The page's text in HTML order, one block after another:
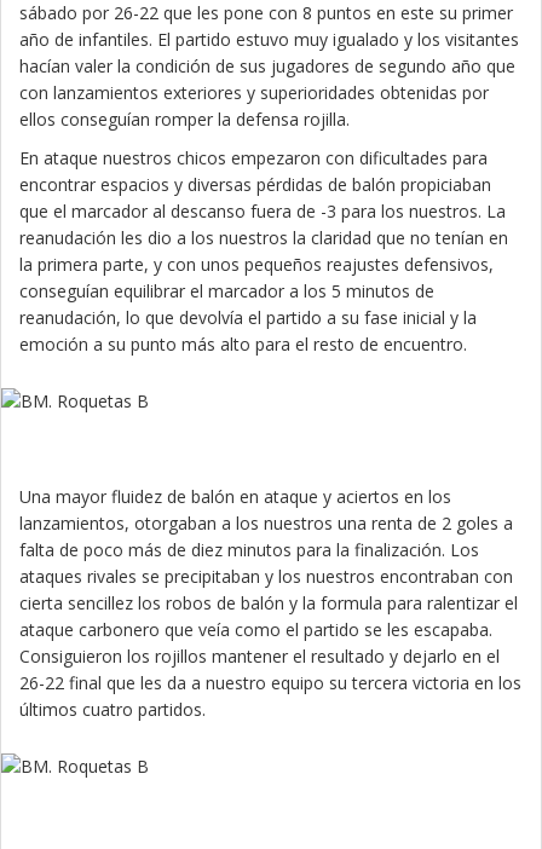
sábado por 26-22 que les pone con 8 puntos en este su primer
año de infantiles. El partido estuvo muy igualado y los visitantes
hacían valer la condición de sus jugadores de segundo año que
con lanzamientos exteriores y superioridades obtenidas por
ellos conseguían romper la defensa rojilla.
En ataque nuestros chicos empezaron con dificultades para
encontrar espacios y diversas pérdidas de balón propiciaban
que el marcador al descanso fuera de -3 para los nuestros. La
reanudación les dio a los nuestros la claridad que no tenían en
la primera parte, y con unos pequeños reajustes defensivos,
conseguían equilibrar el marcador a los 5 minutos de
reanudación, lo que devolvía el partido a su fase inicial y la
emoción a su punto más alto para el resto de encuentro.
Una mayor fluidez de balón en ataque y aciertos en los
lanzamientos, otorgaban a los nuestros una renta de 2 goles a
falta de poco más de diez minutos para la finalización. Los
ataques rivales se precipitaban y los nuestros encontraban con
cierta sencillez los robos de balón y la formula para ralentizar el
ataque carbonero que veía como el partido se les escapaba.
Consiguieron los rojillos mantener el resultado y dejarlo en el
26-22 final que les da a nuestro equipo su tercera victoria en los
últimos cuatro partidos.